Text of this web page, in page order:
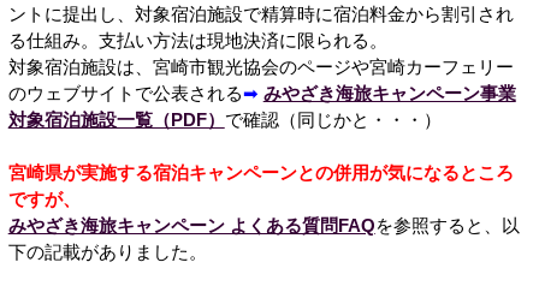
ントに提出し、対象宿泊施設で精算時に宿泊料金から割引され
る仕組み。支払い方法は現地決済に限られる。
対象宿泊施設は、宮崎市観光協会のページや宮崎カーフェリー
のウェブサイトで公表される➡ みやざき海旅キャンペーン事業
対象宿泊施設一覧（PDF） で確認（同じかと・・・）
宮崎県が実施する宿泊キャンペーンとの併用が気になるところ
ですが、
みやざき海旅キャンペーン よくある質問FAQを参照すると、以
下の記載がありました。